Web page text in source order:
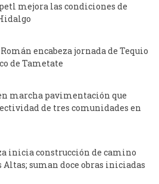
mejora las condiciones de
encabeza jornada de Tequio
de Tametate
marcha pavimentación que
de tres comunidades en
inicia construcción de camino
suman doce obras iniciadas